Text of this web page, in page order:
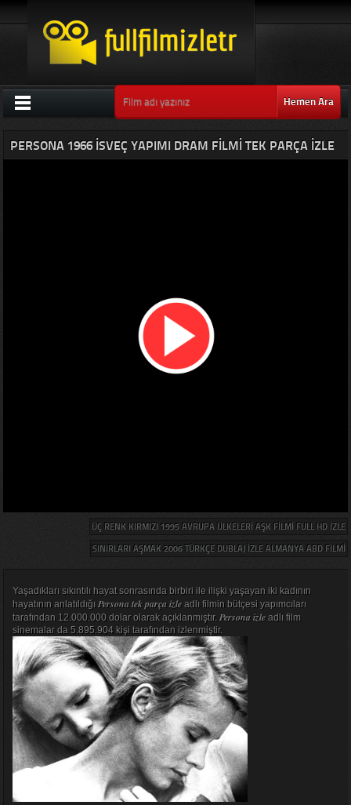
Hemen Ara
PERSONA 1966 İSVEÇ YAPIMI DRAM FILMI TEK PARÇA IZLE
ÜÇ RENK KIRMIZI 1995 AVRUPA ÜLKELERI AŞK FILMI FULL HD IZLE
SINIRLARI AŞMAK 2006 TÜRKÇE DUBLAJ IZLE ALMANYA ABD FILMI
Yaşadıkları sıkıntılı hayat sonrasında birbiri ile ilişki yaşayan iki kadının
hayatının anlatıldığı Persona tek parça izleadlı filmin bütçesi yapımcıları
tarafından 12.000.000 dolar olarak açıklanmıştır. Persona izleadlı film
sinemalar da 5.895.904 kişi tarafından izlenmiştir.